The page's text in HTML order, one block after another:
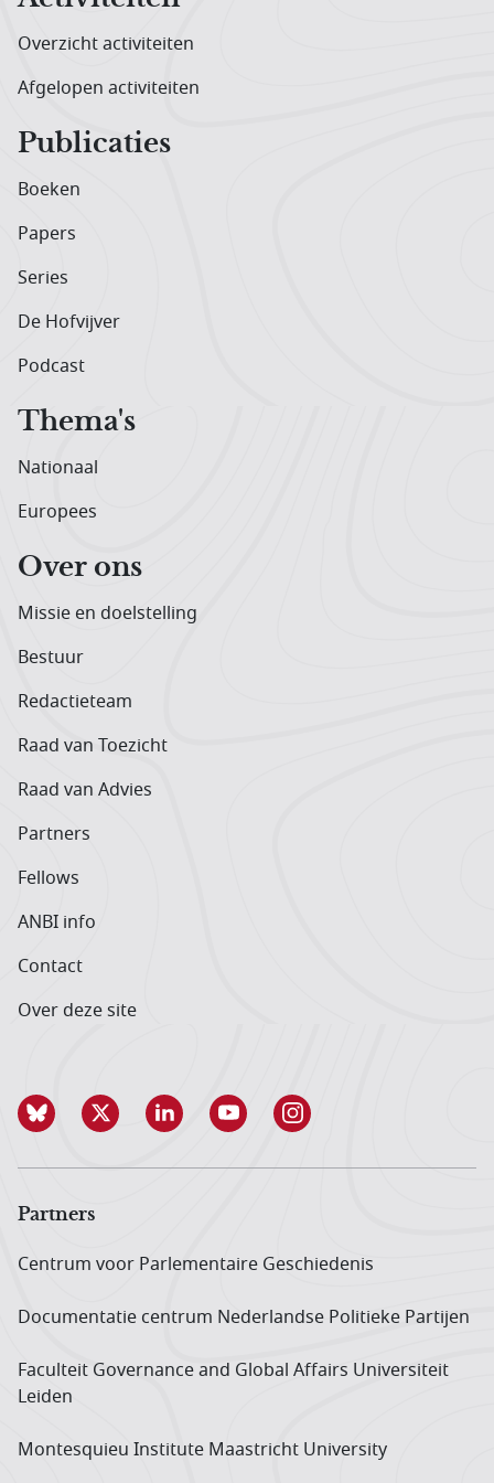
Overzicht activiteiten
Afgelopen activiteiten
Publicaties
Boeken
Papers
Series
De Hofvijver
Podcast
Thema's
Nationaal
Europees
Over ons
Missie en doelstelling
Bestuur
Redactieteam
Raad van Toezicht
Raad van Advies
Partners
Fellows
ANBI info
Contact
Over deze site
Partners
Centrum voor Parlementaire Geschiedenis
Documentatie centrum Neder­landse Politieke Partijen
Faculteit Governance and Global Affairs Universiteit
Leiden
Montesquieu Institute Maastricht University